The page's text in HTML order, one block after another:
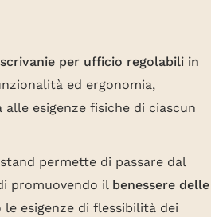
per ufficio regolabili in
ed ergonomia,
esigenze fisiche di ciascun
permette di passare dal
promuovendo il benessere delle
le esigenze di flessibilità dei